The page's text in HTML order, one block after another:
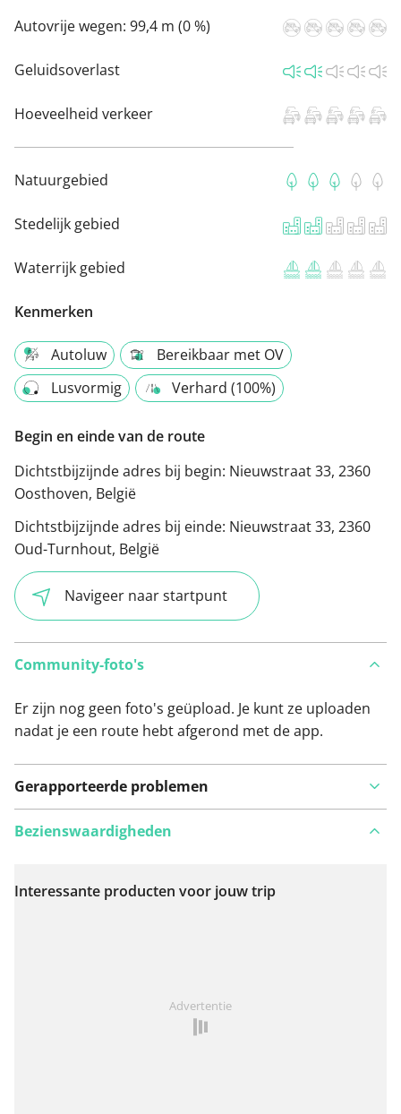
Autovrije wegen: 99,4 m (0 %)
Geluidsoverlast
Hoeveelheid verkeer
Natuurgebied
Stedelijk gebied
Waterrijk gebied
Kenmerken
Autoluw
Bereikbaar met OV
Lusvormig
Verhard (100%)
Begin en einde van de route
Dichtstbijzijnde adres bij begin: Nieuwstraat 33, 2360
Oosthoven, België
Dichtstbijzijnde adres bij einde: Nieuwstraat 33, 2360
Oud-Turnhout, België
Navigeer naar startpunt
Community-foto's
Er zijn nog geen foto's geüpload. Je kunt ze uploaden
nadat je een route hebt afgerond met de app.
Gerapporteerde problemen
Bekijk op kaart
Bezienswaardigheden
Interessante producten voor jouw trip
Advertentie